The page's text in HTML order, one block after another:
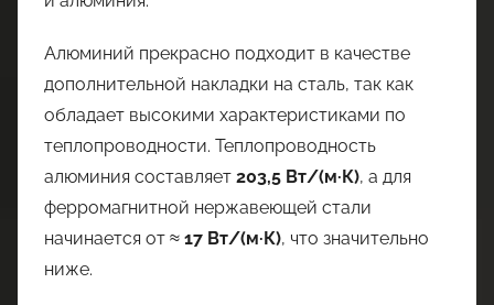
Алюминий прекрасно подходит в качестве
дополнительной накладки на сталь, так как
обладает высокими характеристиками по
теплопроводности. Теплопроводность
алюминия составляет 203,5 Вт/(м·К), а для
ферромагнитной нержавеющей стали
начинается от ≈ 17 Вт/(м·К), что значительно
ниже.